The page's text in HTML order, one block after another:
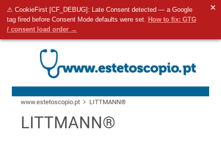
⚠ CookieFirst [CF_DEBUG]: Late Consent detected — a Google
tag fired before Consent Mode defaults were set. How to fix: GTG
/ consent load order →
✕
Pesquisa
www.estetoscopio.pt LITTMANN®
LITTMANN®